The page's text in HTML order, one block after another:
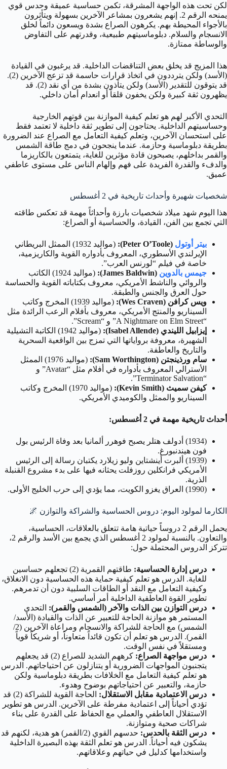
لكن تحت هذه الواجهة المشرقة، تكمن حساسية عميقة وحدس قوي
يمنحه الرقم 2. إنهم يشعرون بمشاعر الآخرين بسهولة ويتأثرون
بالأجواء المحيطة بهم. يكرهون الصراع بشدة ويسعون دائماً لخلق
الانسجام والسلام. دبلوماسيتهم طبيعية، وقدرتهم على التفاوض
والوساطة ممتازة.
هذا المزيج قد يخلق بعض التناقضات الداخلية. قد يرغبون في القيادة
(الأسد) ولكن يترددون في اتخاذ قرارات حاسمة قد تزعج الآخرين (2).
قد يتوقون للتقدير (الأسد) ولكن يتأذون بشدة من أي نقد (2). قد
يظهرون ثقة كبيرة ولكن يخفون قلقاً أو انعدام أمان داخلي.
التحدي الأكبر لهم هو تعلم كيفية الموازنة بين قوتهم الخارجية
وحساسيتهم الداخلية. يحتاجون إلى تطوير ثقة داخلية لا تعتمد فقط
على استحسان الآخرين، وتعلم كيفية التعامل مع الصراع عند الضرورة
بطريقة دبلوماسية وحازمة. عندما ينجحون في دمج طاقة الشمس
والقمر بداخلهم، يصبحون قادة مؤثرين للغاية، يتمتعون بالكاريزما
والدفء والقدرة الفريدة على فهم وإلهام الناس على مستوى عاطفي
عميق.
شخصيات شهيرة وأحداث تاريخية في 2 أغسطس
هذا اليوم شهد ميلاد شخصيات بارزة وأحداثاً مهمة قد تعكس طاقته
التي تجمع بين الفن، القيادة، والحساسية أو الصراع:
بيتر أوتول (Peter O’Toole):
(مواليد 1932) الممثل البريطاني
الإيرلندي الأسطوري، المعروف بأدواره القوية والكاريزمية،
خاصة في فيلم “لورنس العرب”.
جيمس بالدوين (James Baldwin):
(مواليد 1924) الكاتب
والروائي والناشط الأمريكي، معروف بكتاباته القوية والحساسة
حول العرق والجنس والطبقة.
ويس كرافن (Wes Craven):
(مواليد 1939) المخرج وكاتب
السيناريو والمنتج الأمريكي، معروف بأفلام الرعب الرائدة مثل
“A Nightmare on Elm Street” و “Scream”.
إيزابيل الليندي (Isabel Allende):
(مواليد 1942) الكاتبة التشيلية
الشهيرة، معروفة برواياتها التي تمزج بين الواقعية السحرية
والتاريخ والعاطفة.
سام ورذينجتن (Sam Worthington):
(مواليد 1976) الممثل
الأسترالي المعروف بأدواره في أفلام مثل “Avatar” و
“Terminator Salvation”.
كيفن سميث (Kevin Smith):
(مواليد 1970) المخرج وكاتب
السيناريو والممثل والكوميدي الأمريكي.
أحداث تاريخية مهمة في 2 أغسطس:
(1934) أدولف هتلر يصبح فوهرر ألمانيا بعد وفاة الرئيس بول
فون هيندنبورغ.
(1939) ألبرت أينشتاين وليو زيلارد يكتبان رسالة إلى الرئيس
الأمريكي فرانكلين روزفلت يحثانه فيها على بدء مشروع القنبلة
الذرية.
(1990) العراق يغزو الكويت، مما يؤدي إلى حرب الخليج الأولى.
الكارما لمولود اليوم: دروس الحساسية والشراكة والتوازن 🌌
يحمل الرقم 2 دروساً حياتية هامة تتعلق بالعلاقات، الحساسية،
والتعاون. بالنسبة لمولود 2 أغسطس الذي يجمع بين الأسد والرقم 2،
تتركز الدروس المحتملة حول:
درس إدارة الحساسية:
طاقتهم القمرية (2) تجعلهم حساسين
للغاية. الدرس هو تعلم كيفية حماية هذه الحساسية دون الانغلاق،
وكيفية التعامل مع النقد أو الطاقات السلبية دون أن تدمرهم.
تطوير القوة العاطفية الداخلية أمر أساسي.
درس التوازن بين الذات والآخر (الشمس والقمر): التحدي
المستمر هو موازنة الحاجة للتعبير عن الذات والقيادة (الأسد/
الشمس) مع الحاجة للشراكة والانسجام ومراعاة الآخرين (2/
القمر). الدرس هو تعلم أن تكون قائداً متعاوناً، أو شريكاً قوياً
ومستقلاً في نفس الوقت.
درس مواجهة الصراع:
كرههم الشديد للصراع (2) قد يجعلهم
يتجنبون المواجهات الضرورية أو يتنازلون عن احتياجاتهم. الدرس
هو تعلم كيفية التعامل مع الخلافات بطريقة دبلوماسية ولكن
حازمة، والتعبير عن احتياجاتهم بوضوح وهدوء.
درس الاعتمادية مقابل الاستقلال:
الحاجة القوية للشراكة (2) قد
تؤدي أحياناً إلى اعتمادية مفرطة على الآخرين. الدرس هو تطوير
الاستقلال العاطفي والعملي مع الحفاظ على القدرة على بناء
شراكات صحية ومتوازنة.
درس الثقة بالحدس:
حدسهم القوي (2/القمر) هو هدية، لكنهم قد
يشكون فيه أحياناً. الدرس هو تعلم الثقة بهذه البصيرة الداخلية
واستخدامها كدليل في حياتهم وعلاقاتهم.